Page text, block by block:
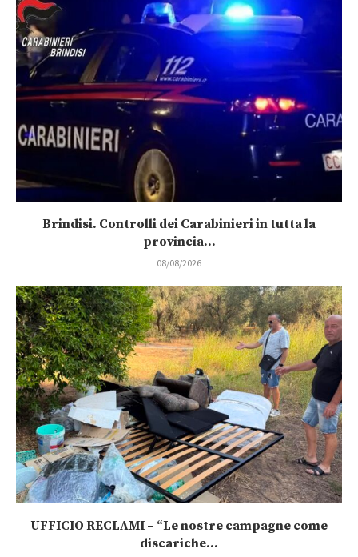
Brindisi. Controlli dei Carabinieri in tutta la
provincia...
08/08/2026
UFFICIO RECLAMI – “Le nostre campagne come
discariche...